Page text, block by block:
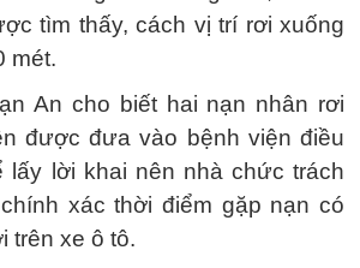
tìm thấy, cách vị trí rơi xuống
mét.
An cho biết hai nạn nhân rơi
được đưa vào bệnh viện điều
lấy lời khai nên nhà chức trách
xác thời điểm gặp nạn có
trên xe ô tô.